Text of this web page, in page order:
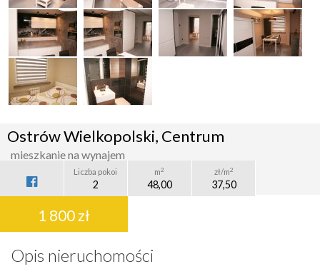
Ostrów Wielkopolski, Centrum
mieszkanie na wynajem
Liczba pokoi
2
m2
48,00
zł/m2
37,50
1 800 zł
Opis nieruchomości